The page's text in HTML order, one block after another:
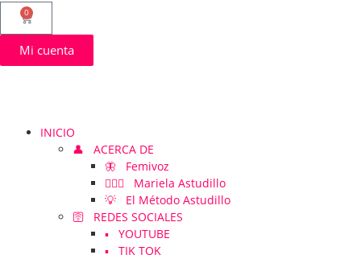
0
Mi cuenta
INICIO
👤 ACERCA DE
🦋 Femivoz
👱🏻‍♀️ Mariela Astudillo
💡 El Método Astudillo
🛜 REDES SOCIALES
▪️ YOUTUBE
▪️ TIK TOK